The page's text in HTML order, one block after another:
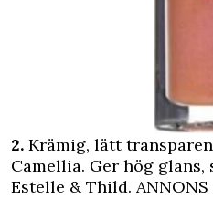
2. Krämig, lätt
Camellia. Ger hög
Estelle & Thild.